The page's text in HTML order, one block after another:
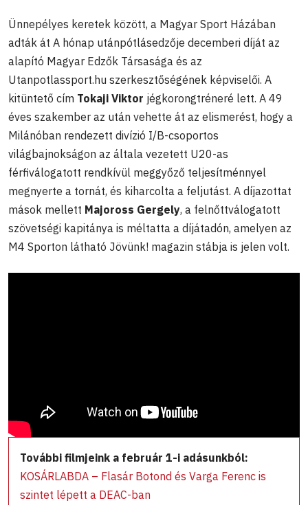
Ünnepélyes keretek között, a Magyar Sport Házában
adták át A hónap utánpótlásedzője decemberi díját az
alapító Magyar Edzők Társasága és az
Utanpotlassport.hu szerkesztőségének képviselői. A
kitüntető cím Tokaji Viktor jégkorongtréneré lett. A 49
éves szakember az után vehette át az elismerést, hogy a
Milánóban rendezett divízió I/B-csoportos
világbajnokságon az általa vezetett U20-as
férfiválogatott rendkívül meggyőző teljesítménnyel
megnyerte a tornát, és kiharcolta a feljutást. A díjazottat
mások mellett Majoross Gergely, a felnőttválogatott
szövetségi kapitánya is méltatta a díjátadón, amelyen az
M4 Sporton látható Jövünk! magazin stábja is jelen volt.
További filmjeink a február 1-i adásunkból:
KOSÁRLABDA – Flasár Botond és Varga Ferenc is
szintet lépett a DEAC-ban